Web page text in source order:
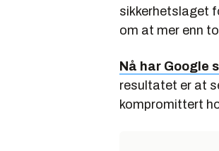
sikkerhetslaget
om at mer enn
Nå har Google
resultatet er at
kompromittert